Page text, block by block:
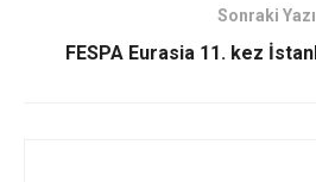
Sonraki Yazı
FESPA Eurasia 11. kez